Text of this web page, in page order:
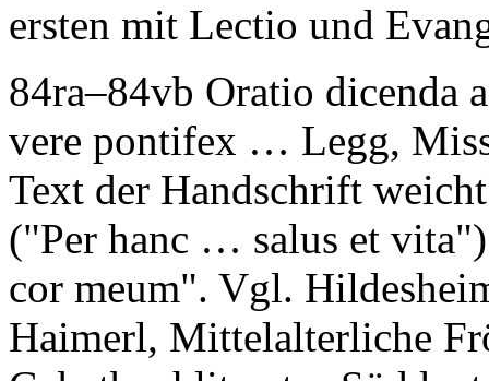
ersten mit Lectio und
84ra–84vb Oratio dicenda
vere pontifex … Legg,
Text der Handschrift
("Per hanc … salus et
cor meum". Vgl.
Haimerl, Mittelalterliche